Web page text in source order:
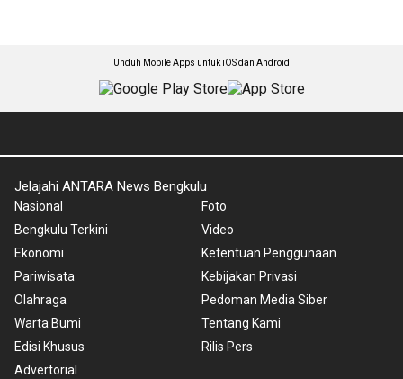
Unduh Mobile Apps untuk iOS dan Android
Jelajahi ANTARA News Bengkulu
Nasional
Bengkulu Terkini
Ekonomi
Pariwisata
Olahraga
Warta Bumi
Edisi Khusus
Advertorial
Foto
Video
Ketentuan Penggunaan
Kebijakan Privasi
Pedoman Media Siber
Tentang Kami
Rilis Pers